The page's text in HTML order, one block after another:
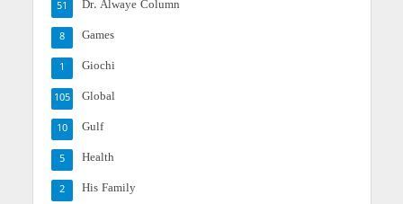
Dr. Alwaye Column
51
Games
8
Giochi
1
Global
105
Gulf
10
Health
5
His Family
2